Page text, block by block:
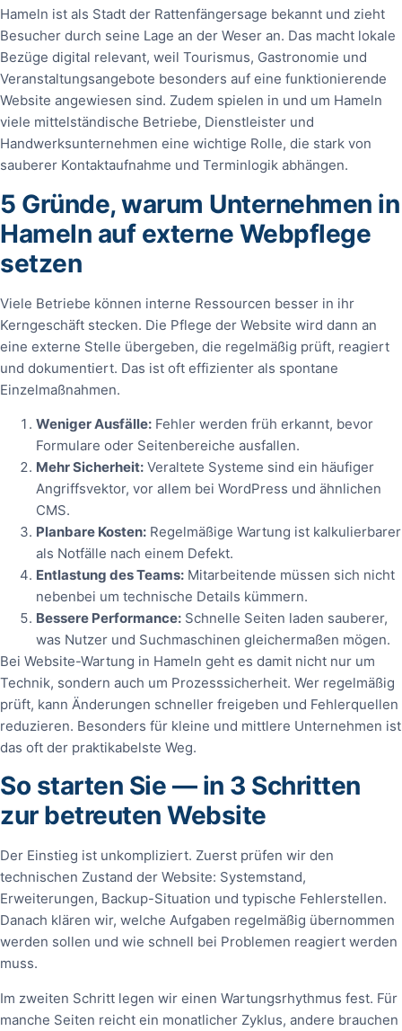
Hameln ist als Stadt der Rattenfängersage bekannt und zieht
Besucher durch seine Lage an der Weser an. Das macht lokale
Bezüge digital relevant, weil Tourismus, Gastronomie und
Veranstaltungsangebote besonders auf eine funktionierende
Website angewiesen sind. Zudem spielen in und um Hameln
viele mittelständische Betriebe, Dienstleister und
Handwerksunternehmen eine wichtige Rolle, die stark von
sauberer Kontaktaufnahme und Terminlogik abhängen.
5 Gründe, warum Unternehmen in
Hameln auf externe Webpflege
setzen
Viele Betriebe können interne Ressourcen besser in ihr
Kerngeschäft stecken. Die Pflege der Website wird dann an
eine externe Stelle übergeben, die regelmäßig prüft, reagiert
und dokumentiert. Das ist oft effizienter als spontane
Einzelmaßnahmen.
Weniger Ausfälle: Fehler werden früh erkannt, bevor
Formulare oder Seitenbereiche ausfallen.
Mehr Sicherheit: Veraltete Systeme sind ein häufiger
Angriffsvektor, vor allem bei WordPress und ähnlichen
CMS.
Planbare Kosten: Regelmäßige Wartung ist kalkulierbarer
als Notfälle nach einem Defekt.
Entlastung des Teams: Mitarbeitende müssen sich nicht
nebenbei um technische Details kümmern.
Bessere Performance: Schnelle Seiten laden sauberer,
was Nutzer und Suchmaschinen gleichermaßen mögen.
Bei Website-Wartung in Hameln geht es damit nicht nur um
Technik, sondern auch um Prozesssicherheit. Wer regelmäßig
prüft, kann Änderungen schneller freigeben und Fehlerquellen
reduzieren. Besonders für kleine und mittlere Unternehmen ist
das oft der praktikabelste Weg.
So starten Sie — in 3 Schritten
zur betreuten Website
Der Einstieg ist unkompliziert. Zuerst prüfen wir den
technischen Zustand der Website: Systemstand,
Erweiterungen, Backup-Situation und typische Fehlerstellen.
Danach klären wir, welche Aufgaben regelmäßig übernommen
werden sollen und wie schnell bei Problemen reagiert werden
muss.
Im zweiten Schritt legen wir einen Wartungsrhythmus fest. Für
manche Seiten reicht ein monatlicher Zyklus, andere brauchen